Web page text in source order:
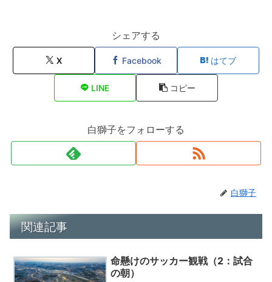
シェアする
X Facebook はてブ
LINE コピー
白獅子をフォローする
白獅子
関連記事
命懸けのサッカー観戦（2：試合
の朝）